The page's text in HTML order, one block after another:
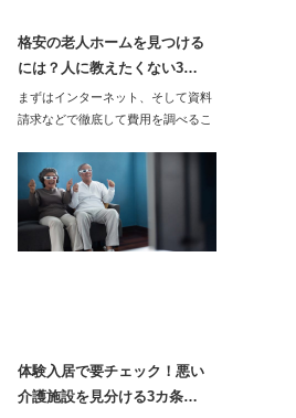
格安の老人ホームを見つける
には？人に教えたくない3…
まずはインターネット、そして資料
請求などで徹底して費用を調べるこ
体験入居で要チェック！悪い
介護施設を見分ける3カ条…